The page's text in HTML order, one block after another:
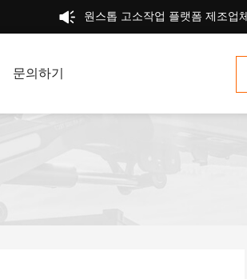
원스톱 고소작업 플랫폼 제조업체
문의하기